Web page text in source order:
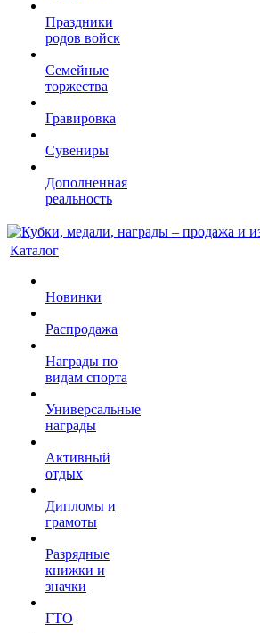
Праздники
родов войск
Семейные
торжества
Гравировка
Сувениры
Дополненная
реальность
Каталог
Новинки
Распродажа
Награды по
видам спорта
Универсальные
награды
Активный
отдых
Дипломы и
грамоты
Разрядные
книжки и
значки
ГТО